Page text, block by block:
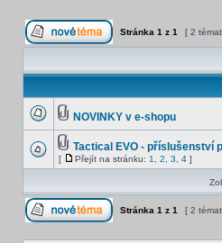
Stránka 1 z 1 [ 2
NOVINKY v e-shopu
Tactical EVO - příslušenství
[ Přejít na stránku: 1 2 3 4 ]
Stránka 1 z 1 [ 2